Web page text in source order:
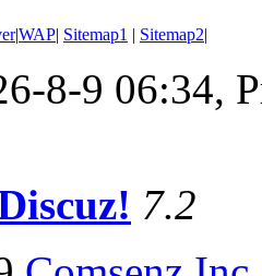
|WAP| Sitemap1 | Sitemap2|
8-9 06:34,
7.2